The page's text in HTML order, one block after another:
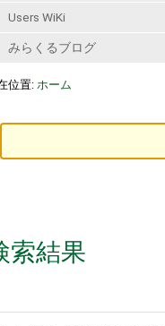
Users WiKi
みらくるブログ
位置: ホーム
索結果